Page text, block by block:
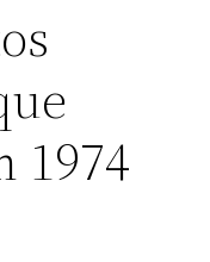
1974